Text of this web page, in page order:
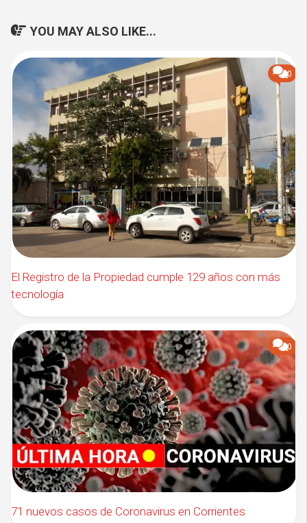
YOU MAY ALSO LIKE...
0
El Registro de la Propiedad cumple 129 años con más
tecnología
0
71 nuevos casos de Coronavirus en Corrientes